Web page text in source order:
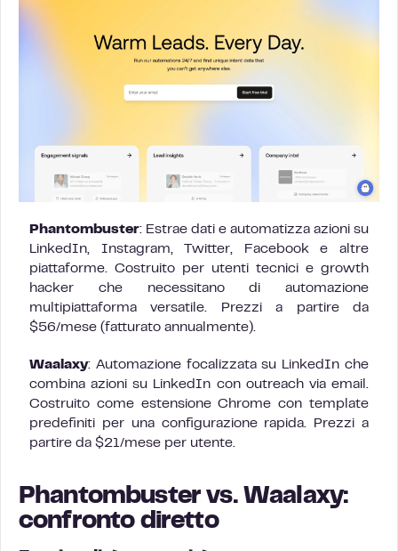
Phantombuster: Estrae dati e automatizza azioni su
LinkedIn, Instagram, Twitter, Facebook e altre
piattaforme. Costruito per utenti tecnici e growth
hacker che necessitano di automazione
multipiattaforma versatile. Prezzi a partire da
$56/mese (fatturato annualmente).
Waalaxy: Automazione focalizzata su LinkedIn che
combina azioni su LinkedIn con outreach via email.
Costruito come estensione Chrome con template
predefiniti per una configurazione rapida. Prezzi a
partire da $21/mese per utente.
Phantombuster vs. Waalaxy:
confronto diretto